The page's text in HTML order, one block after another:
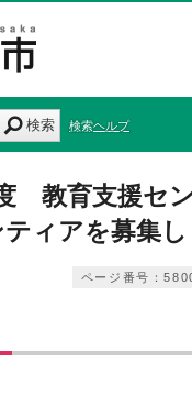
検索 検索ヘルプ
教育支援セ
ィアを募集
ページ番号：